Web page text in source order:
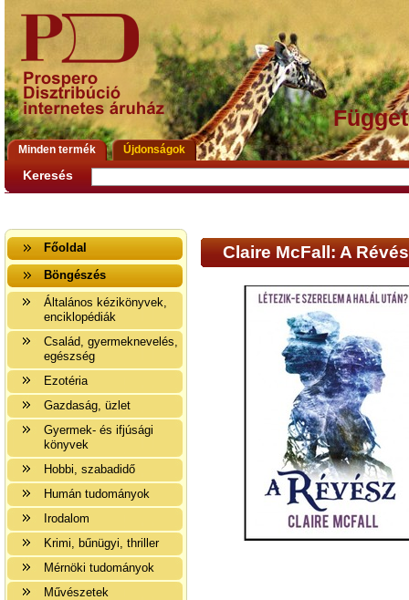
Minden termék Újdonságok
Keresés
Főoldal
Böngészés
Általános kézikönyvek,
enciklopédiák
Család, gyermeknevelés,
egészség
Ezotéria
Gazdaság, üzlet
Gyermek- és ifjúsági
könyvek
Hobbi, szabadidő
Humán tudományok
Irodalom
Krimi, bűnügyi, thriller
Mérnöki tudományok
Művészetek
Claire McFall: A